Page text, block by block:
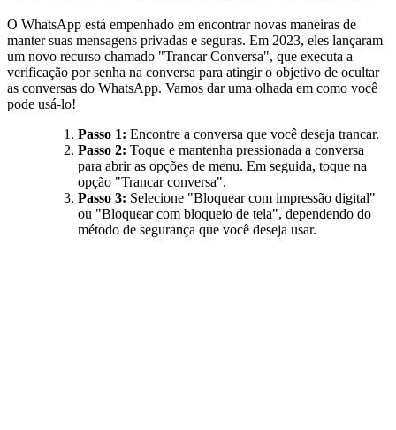
O WhatsApp está empenhado em encontrar novas maneiras de
manter suas mensagens privadas e seguras. Em 2023, eles lançaram
um novo recurso chamado "Trancar Conversa", que executa a
verificação por senha na conversa para atingir o objetivo de ocultar
as conversas do WhatsApp. Vamos dar uma olhada em como você
pode usá-lo!
Passo 1: Encontre a conversa que você deseja trancar.
Passo 2: Toque e mantenha pressionada a conversa
para abrir as opções de menu. Em seguida, toque na
opção "Trancar conversa".
Passo 3: Selecione "Bloquear com impressão digital"
ou "Bloquear com bloqueio de tela", dependendo do
método de segurança que você deseja usar.